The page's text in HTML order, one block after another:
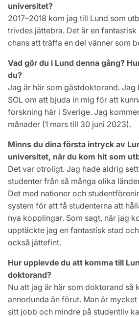
universitet?
2017–2018 kom jag till Lund som
trivdes jättebra. Det är en
chans att träffa en del vänner som
Vad gör du i Lund denna gång?
du?
Jag är här som gästdoktorand. Jag
SOL om att bjuda in mig för att
forskning här i Sverige. Jag
månader (1 mars till 30 juni 2023).
Minns du dina första intryck av
universitet, när du kom hit som
Det var otroligt. Jag hade aldrig
studenter från så många olika
Det med nationer och
system för att få studenterna att
nya kopplingar. Som sagt, när jag
upptäckte jag en fantastisk stad
också jättefint.
Hur upplevde du att komma till
doktorand?
Nu att jag är här som doktorand så
annorlunda än förut. Man är
sitt jobb och mindre på studentliv